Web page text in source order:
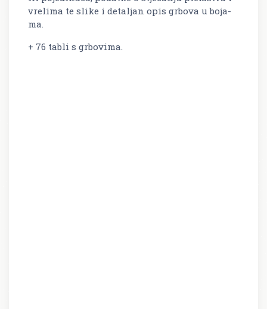
vre­li­ma te slike i de­ta­ljan opis gr­bo­va u bo­ja­
ma.
+ 76 tabli s grbovima.